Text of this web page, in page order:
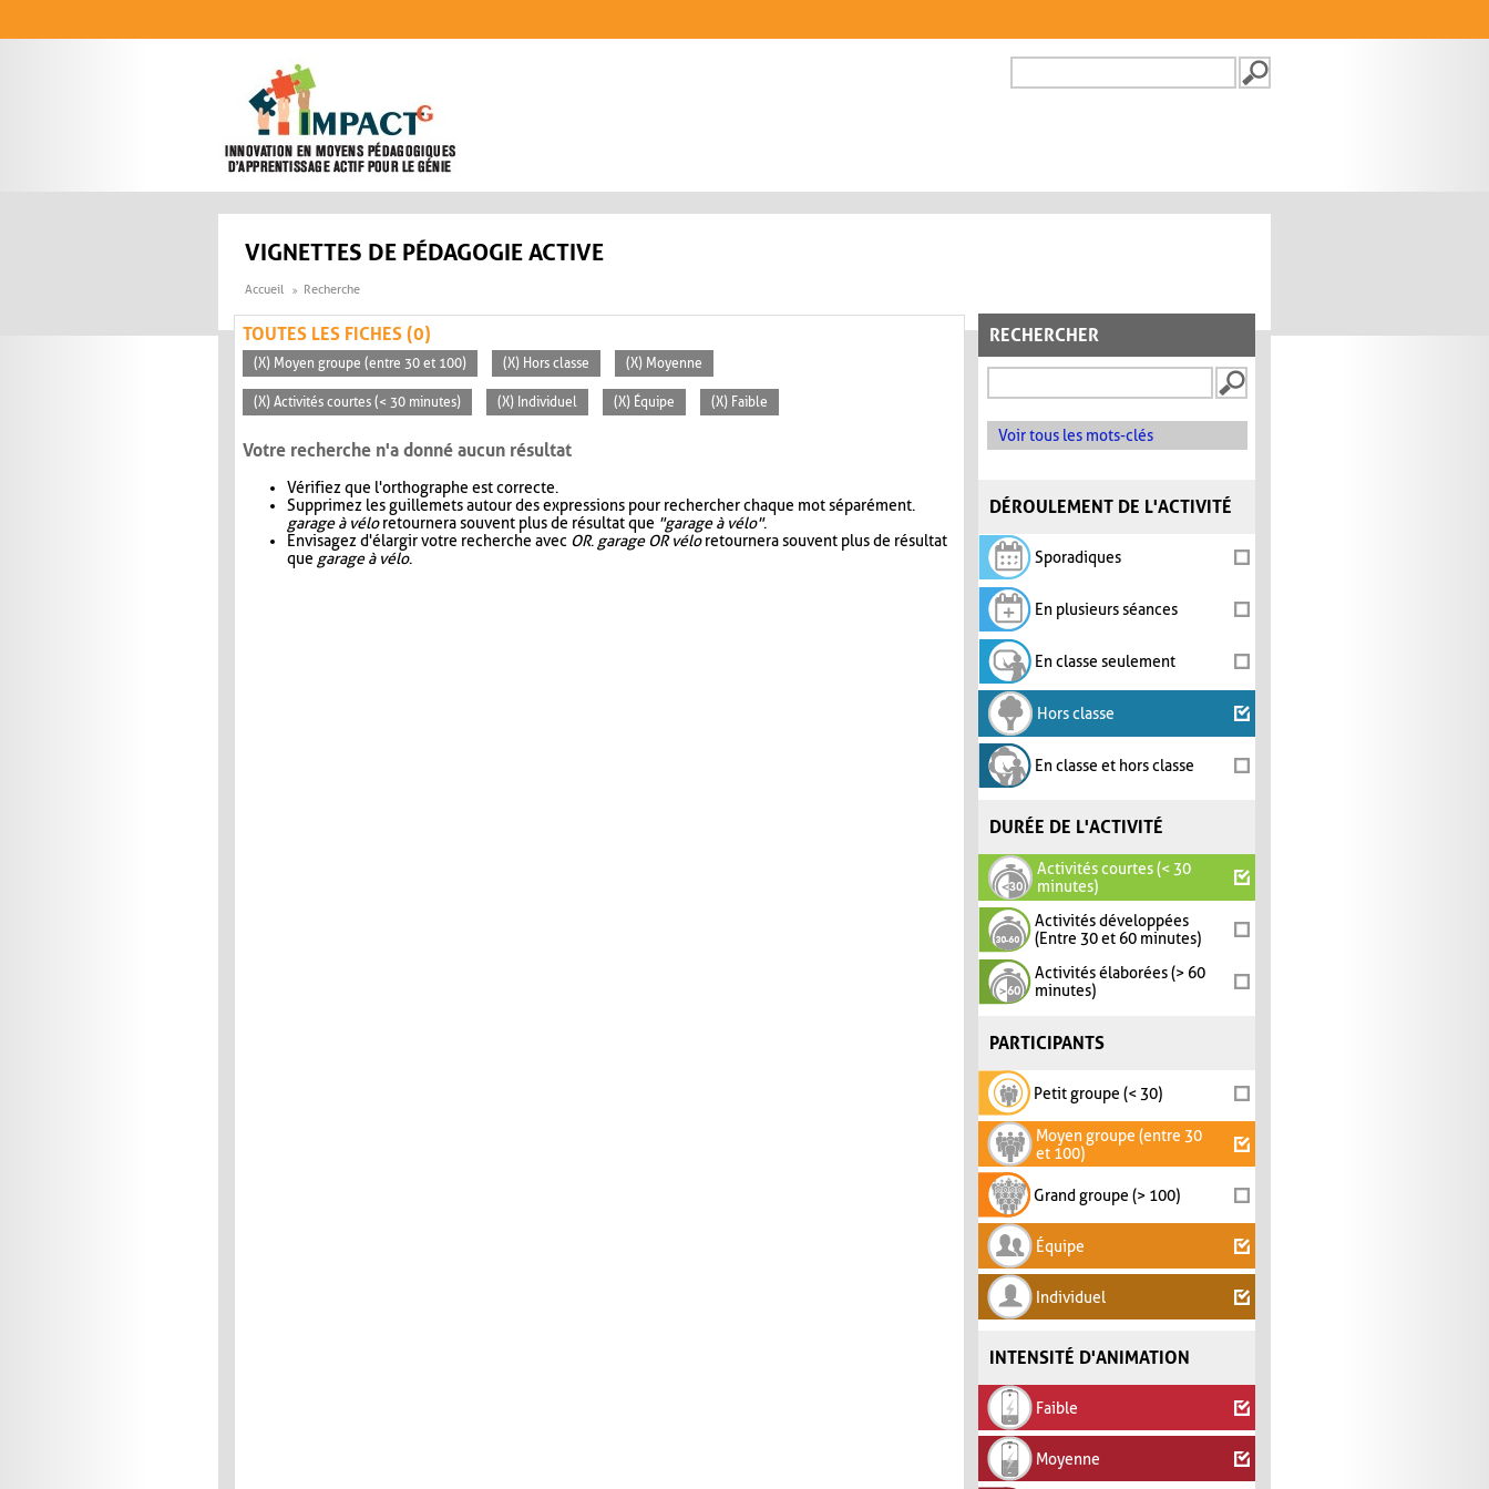
FORMULAIRE DE
VIGNETTES DE PÉDAGOGIE ACTIVE
Accueil Recherche
RECHERCHER
Voir tous les mots-clés
DÉROULEMENT DE L'ACTIVITÉ
Sporadiques
En plusieurs séances
En classe seulement
Hors classe
En classe et hors classe
DURÉE DE L'ACTIVITÉ
Activités courtes (< 30
minutes)
Activités développées
(Entre 30 et 60 minutes)
Activités élaborées (> 60
minutes)
PARTICIPANTS
Petit groupe (< 30)
Moyen groupe (entre 30
et 100)
Grand groupe (> 100)
Équipe
Individuel
INTENSITÉ D'ANIMATION
Faible
Moyenne
TOUTES LES FICHES (0)
(X) Moyen groupe (entre 30 et 100) (X) Hors classe (X) Moyenne
(X) Activités courtes (< 30 minutes) (X) Individuel (X) Équipe (X) Faible
Votre recherche n'a donné aucun résultat
Vérifiez que l'orthographe est correcte.
Supprimez les guillemets autour des expressions pour rechercher chaque mot séparément.
garage à véloretournera souvent plus de résultat que "garage à vélo".
Envisagez d'élargir votre recherche avec OR. garage OR véloretournera souvent plus de résultat
que garage à vélo.